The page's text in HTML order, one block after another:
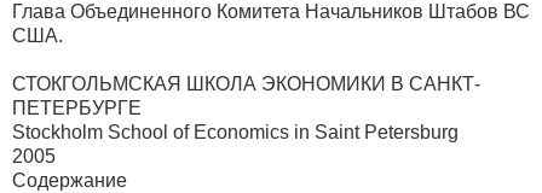
Глава Объединенного Комитета Начальников Штабов ВС
США.
СТОКГОЛЬМСКАЯ ШКОЛА ЭКОНОМИКИ В САНКТ-
ПЕТЕРБУРГЕ
Stockholm School of Economics in Saint Petersburg
2005
Содержание